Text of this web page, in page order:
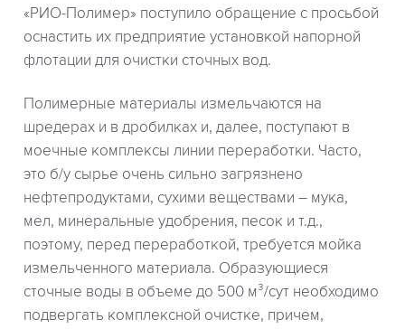
«РИО-Полимер» поступило обращение с просьбой
оснастить их предприятие установкой напорной
флотации для очистки сточных вод.
Полимерные материалы измельчаются на
шредерах и в дробилках и, далее, поступают в
моечные комплексы линии переработки. Часто,
это б/у сырье очень сильно загрязнено
нефтепродуктами, сухими веществами – мука,
мел, минеральные удобрения, песок и т.д.,
поэтому, перед переработкой, требуется мойка
измельченного материала. Образующиеся
сточные воды в объеме до 500 м³/сут необходимо
подвергать комплексной очистке, причем,